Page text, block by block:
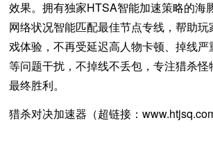
效果。拥有独家HTSA智能加速策略的海
网络状况智能匹配最佳节点专线，帮助
戏体验，不再受延迟高人物卡顿、掉线
等问题干扰，不掉线不丢包，专注猎杀
最终胜利。
猎杀对决加速器（超链接：www.htjsq.com